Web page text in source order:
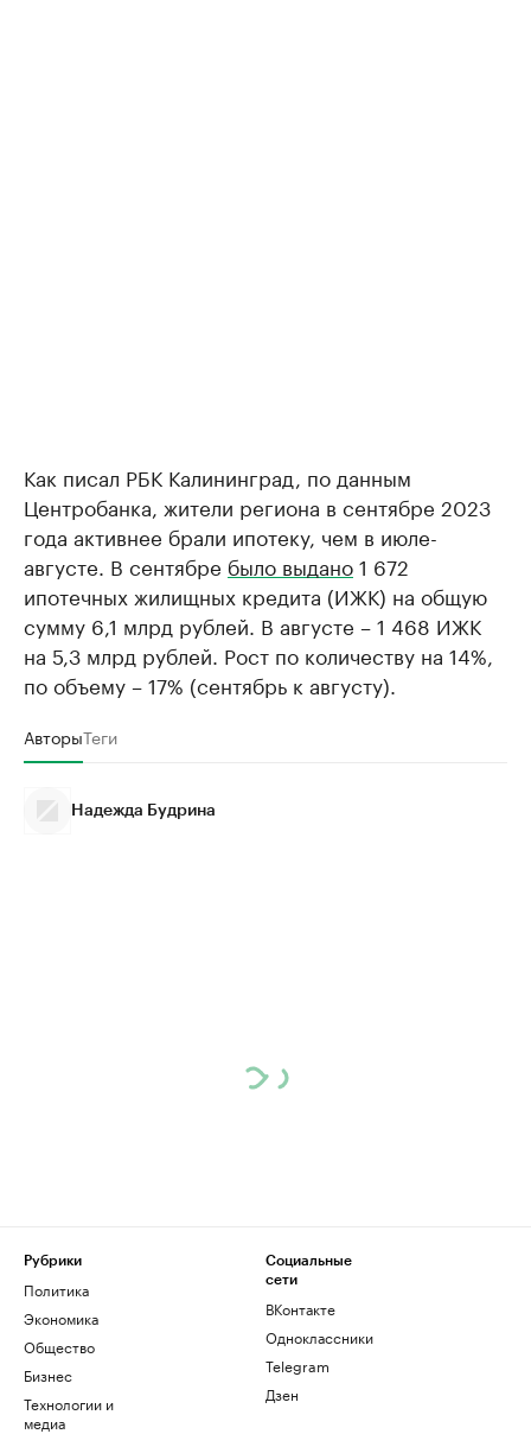
Как писал РБК Калининград, по данным
Центробанка, жители региона в сентябре 2023
года активнее брали ипотеку, чем в июле-
августе. В сентябре было выдано1 672
ипотечных жилищных кредита (ИЖК) на общую
сумму 6,1 млрд рублей. В августе – 1 468 ИЖК
на 5,3 млрд рублей. Рост по количеству на 14%,
по объему – 17% (сентябрь к августу).
АвторыТеги
Надежда Будрина
Рубрики
Политика
Экономика
Общество
Бизнес
Технологии и
медиа
Социальные
сети
ВКонтакте
Одноклассники
Telegram
Дзен